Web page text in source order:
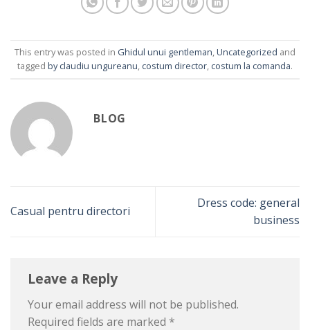
This entry was posted in Ghidul unui gentleman,Uncategorized and
tagged by claudiu ungureanu, costum director, costum la comanda.
BLOG
Casual pentru directori
Dress code: general
business
Leave a Reply
Your email address will not be published.
Required fields are marked *